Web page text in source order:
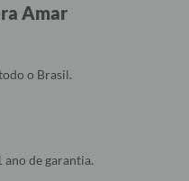
Amar
o Brasil.
de garantia.